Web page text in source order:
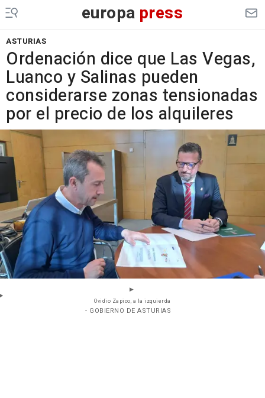
europa press
ASTURIAS
Ordenación dice que Las Vegas,
Luanco y Salinas pueden
considerarse zonas tensionadas
por el precio de los alquileres
Ovidio Zapico, a la izquierda
- GOBIERNO DE ASTURIAS